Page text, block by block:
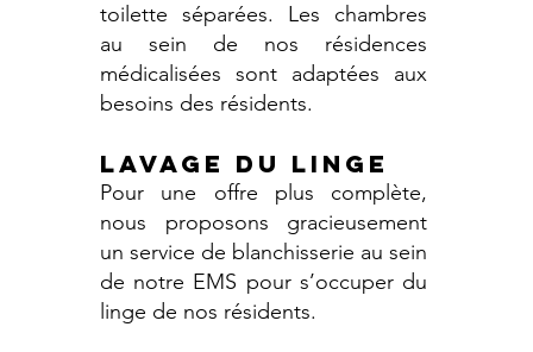
toilette séparées. Les chambres
au sein de nos résidences
médicalisées sont adaptées aux
besoins des résidents.
LAVAGE DU LINGE
Pour une offre plus complète,
nous proposons gracieusement
un service de blanchisserie au sein
de notre EMS pour s’occuper du
linge de nos résidents.